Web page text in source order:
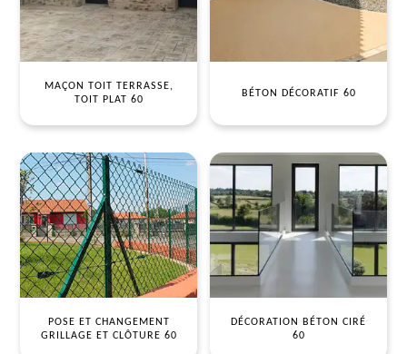
MAÇON TOIT TERRASSE,
TOIT PLAT 60
BÉTON DÉCORATIF 60
POSE ET CHANGEMENT
GRILLAGE ET CLÔTURE 60
DÉCORATION BÉTON CIRÉ
60